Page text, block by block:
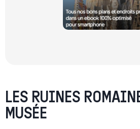
LES RUINES
MUSÉE